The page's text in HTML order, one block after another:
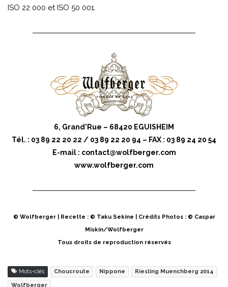
ISO 22 000 et ISO 50 001.
6, Grand'Rue – 68420 EGUISHEIM
Tél. : 03 89 22 20 22 / 03 89 22 20 94 – FAX : 03 89 24 20 54
E-mail : contact@wolfberger.com
www.wolfberger.com
© Wolfberger | Recette : © Taku Sekine | Crédits Photos : © Caspar
Miskin/Wolfberger
Tous droits de reproduction réservés
Mots-clés Choucroute Nippone Riesling Muenchberg 2014
Wolfberger